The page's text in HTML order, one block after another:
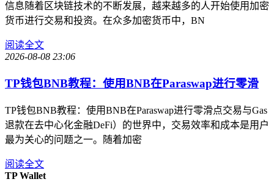
信息随着区块链技术的不断发展，越来越多的人开始使用加密
货币进行交易和投资。在众多加密货币中，BN
阅读全文
2026-08-08 23:06
TP钱包BNB教程：使用BNB在Paraswap进行零滑
TP钱包BNB教程：使用BNB在Paraswap进行零滑点交易与Gas
退款在去中心化金融DeFi）的世界中，交易效率和成本是用户
最为关心的问题之一。随着加密
阅读全文
TP Wallet